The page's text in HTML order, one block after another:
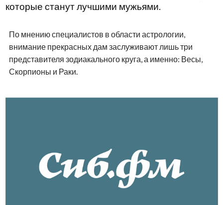
которые станут лучшими мужьями.
По мнению специалистов в области астрологии,
внимание прекрасных дам заслуживают лишь три
представителя зодиакального круга, а именно: Весы,
Скорпионы и Раки.